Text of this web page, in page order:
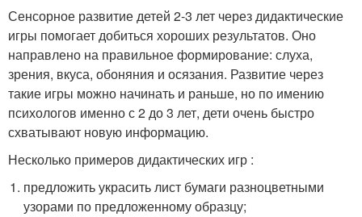
Сенсорное развитие детей 2-3 лет через дидактические
игры помогает добиться хороших результатов. Оно
направлено на правильное формирование: слуха,
зрения, вкуса, обоняния и осязания. Развитие через
такие игры можно начинать и раньше, но по имению
психологов именно с 2 до 3 лет, дети очень быстро
схватывают новую информацию.
Несколько примеров дидактических игр :
предложить украсить лист бумаги разноцветными
узорами по предложенному образцу;